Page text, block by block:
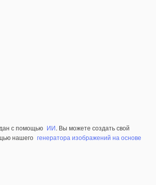
с помощью ИИ. Вы можете создать свой
нашего генератора изображений на основе